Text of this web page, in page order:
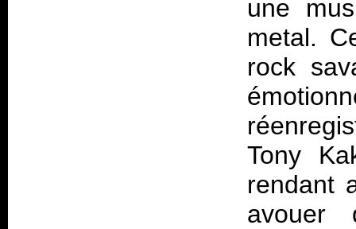
une
metal.
rock
Tony
rendant
avouer